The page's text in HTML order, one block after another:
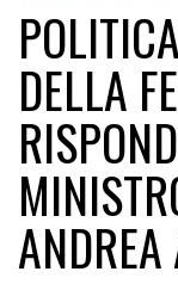
DELLA